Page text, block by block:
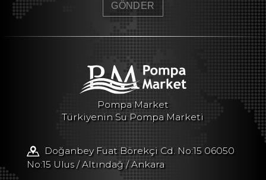
Pompa Market
Türkiyenin Su Pompa Marketi
Doğanbey Fuat Börekçi Cd. No:15 06050
No:15 Ulus / Altındağ / Ankara